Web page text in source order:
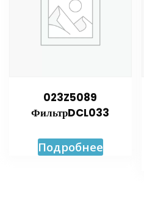
023Z5089
ФильтрDCL033
Подробнее